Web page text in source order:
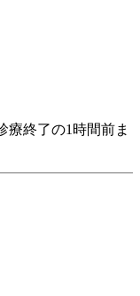
終了の1時間前ま